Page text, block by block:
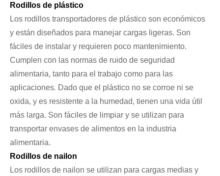
Rodillos de plástico
Los rodillos transportadores de plástico son económicos
y están diseñados para manejar cargas ligeras. Son
fáciles de instalar y requieren poco mantenimiento.
Cumplen con las normas de ruido de seguridad
alimentaria, tanto para el trabajo como para las
aplicaciones. Dado que el plástico no se corroe ni se
oxida, y es resistente a la humedad, tienen una vida útil
más larga. Son fáciles de limpiar y se utilizan para
transportar envases de alimentos en la industria
alimentaria.
Rodillos de nailon
Los rodillos de nailon se utilizan para cargas medias y